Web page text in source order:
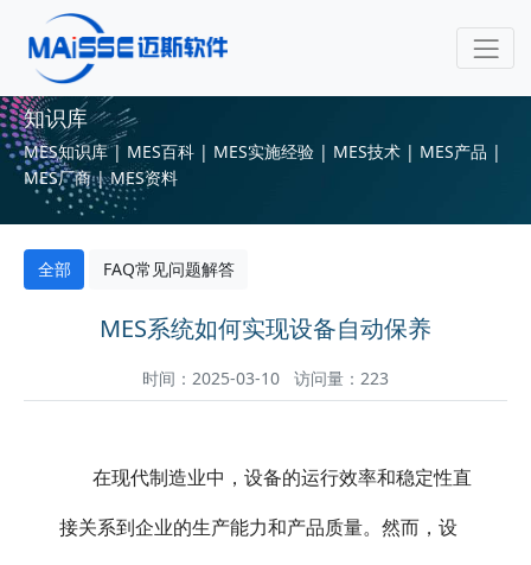
知识库
MES知识库 | MES百科 | MES实施经验 | MES技术 | MES产品 |
MES厂商 | MES资料
全部 FAQ常见问题解答
MES系统如何实现设备自动保养
时间：2025-03-10 访问量：223
在现代制造业中，设备的运行效率和稳定性直
接关系到企业的生产能力和产品质量。然而，设